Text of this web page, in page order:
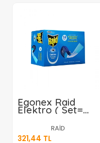
Egonex Raid
Elektro ( Set=
Tablet ) (10
Gece) ( Elektro
Isıtıcı Makine +
RAİD
321,44 TL